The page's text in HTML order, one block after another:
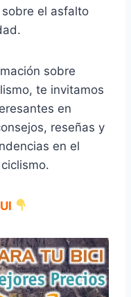
el asfalto
sobre
te invitamos
en
reseñas y
en el